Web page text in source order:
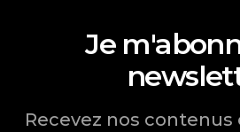
Je
Recevez nos contenus